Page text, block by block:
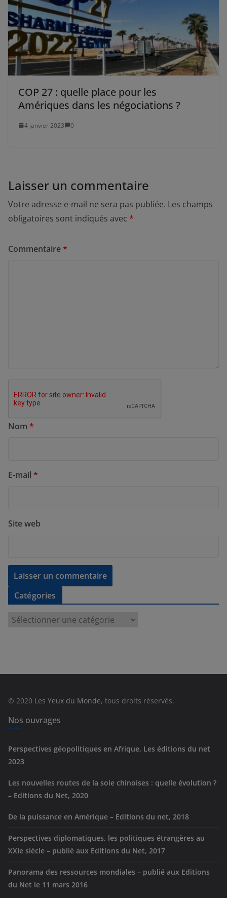
COP 27 : quelle place pour les
Amériques dans les négociations ?
4 janvier 2023 0
Laisser un commentaire
Votre adresse e-mail ne sera pas publiée. Les champs
obligatoires sont indiqués avec *
Commentaire*
Nom *
E-mail *
Site web
Catégories
e
s
© 2020 Les Yeux du Monde, tous droits réservés.
Nos ouvrages
Perspectives géopolitiques en Afrique, Les éditions du net
2023
Les nouvelles routes de la soie chinoises : quelle évolution ?
– Editions du Net, 2020
De la puissance en Amérique – Editions du net, 2018
Perspectives diplomatiques, les politiques étrangères au
XXIe siècle – publié aux Editions du Net, 2017
Panorama des ressources mondiales – publié aux Editions
du Net le 11 mars 2016